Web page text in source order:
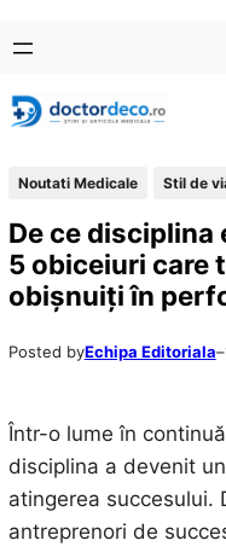
conținut
content
Noutati Medicale Stil de
De ce
5 obiceiuri care
obișnuiți în
Posted byEchipa Editoriala–
Într-o lume în
disciplina a devenit
atingerea succesului.
antreprenori de